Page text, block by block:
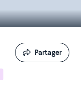
Partager
Partager